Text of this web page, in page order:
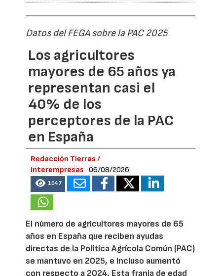
Datos del FEGA sobre la PAC 2025
Los agricultores
mayores de 65 años ya
representan casi el
40% de los
perceptores de la PAC
en España
Redacción Tierras /
Interempresas
06/08/2026
1047
El número de agricultores mayores de 65
años en España que reciben ayudas
directas de la Política Agrícola Común (PAC)
se mantuvo en 2025, e incluso aumentó
con respecto a 2024. Esta franja de edad